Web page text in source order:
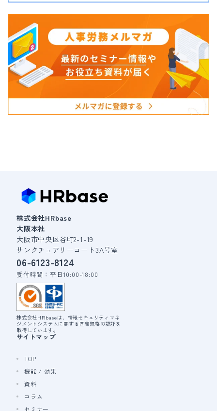
株式会社HRbase
大阪本社
大阪市中央区谷町2-1-19
サンクチュアリーコート3A号室
06-6123-8124
受付時間：平日10:00-18:00
株式会社HRbaseは、情報セキュリティマネ
ジメントシステムに関する国際規格の認証を
取得しています。
サイトマップ
TOP
機能 / 効果
資料
コラム
セミナー